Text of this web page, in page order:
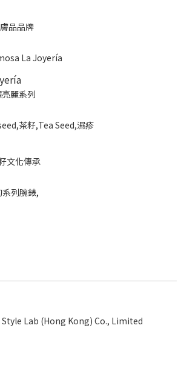
品品牌
麗系列
文化傳承
Lab (Hong Kong) Co., Limited